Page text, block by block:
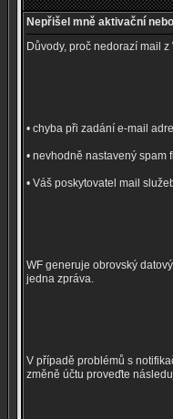
Nepřišel mně aktivační
Důvody, proč nedorazí mail
• chyba při zadání e-mail
• nevhodně nastavený spam
• Váš poskytovatel mail
WF generuje obrovský
jedna zpráva.
V případě problémů s
změně účtu proveďte